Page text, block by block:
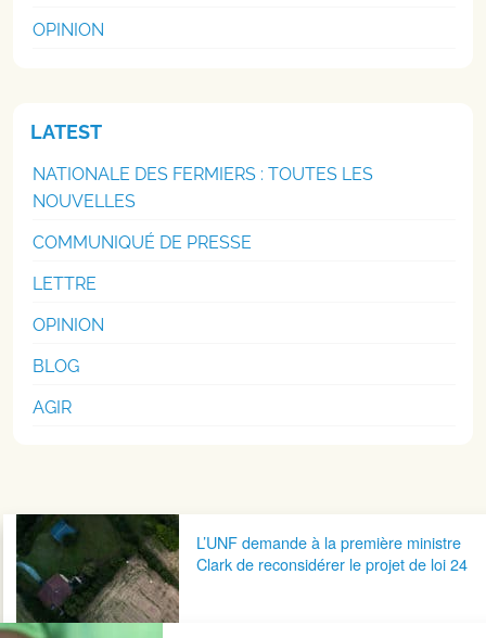
OPINION
LATEST
NATIONALE DES FERMIERS : TOUTES LES
NOUVELLES
COMMUNIQUÉ DE PRESSE
LETTRE
OPINION
BLOG
AGIR
Navigation postaleL’UNF demande à la première ministre
Clark de reconsidérer le projet de loi 24